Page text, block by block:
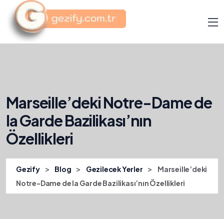
Marseille’deki Notre-Dame de
la Garde Bazilikası’nın
Özellikleri
Gezify > Blog > Gezilecek Yerler >
Marseille’deki
Notre-Dame de la Garde Bazilikası’nın Özellikleri